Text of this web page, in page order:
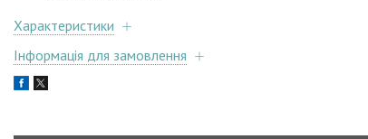
Характеристики
Інформація для замовлення